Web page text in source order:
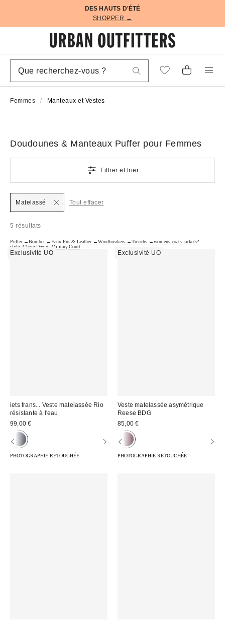
DES HAUTS D'ÉTÉ
SHOPPER →
Femmes Manteaux et Vestes
Doudounes & Manteaux Puffer pour Femmes
Filtrer et trier
5 résultats
Matelassé Tout effacer
Puffer →Bomber →Faux Fur & Leather →Windbreakers →Trenchs →womens-coats-jackets?
style=Chore,Denim,Military,Court
Exclusivité UO
iets frans... Veste matelassée Rio
résistante à l'eau
99,00 €
PHOTOGRAPHIE RETOUCHÉE
Exclusivité UO
Veste matelassée asymétrique
Reese BDG
85,00 €
PHOTOGRAPHIE RETOUCHÉE